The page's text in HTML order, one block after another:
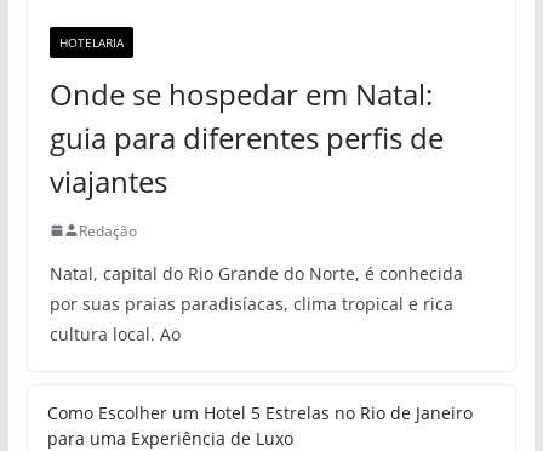
HOTELARIA
Onde se hospedar em Natal:
guia para diferentes perfis de
viajantes
Redação
Natal, capital do Rio Grande do Norte, é conhecida
por suas praias paradisíacas, clima tropical e rica
cultura local. Ao
Como Escolher um Hotel 5 Estrelas no Rio de Janeiro
para uma Experiência de Luxo